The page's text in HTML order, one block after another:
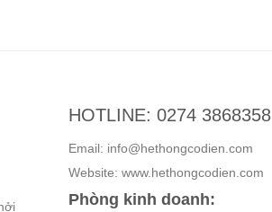
HOTLINE: 0274 3868358
Email: info@hethongcodien.com
Website: www.hethongcodien.com
Phòng kinh doanh: